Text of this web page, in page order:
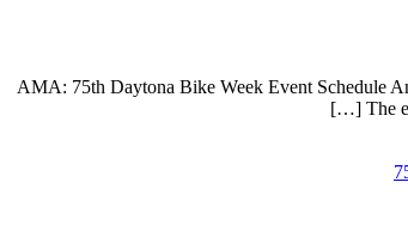
AMA: 75th Daytona Bike Week Event Schedule
The